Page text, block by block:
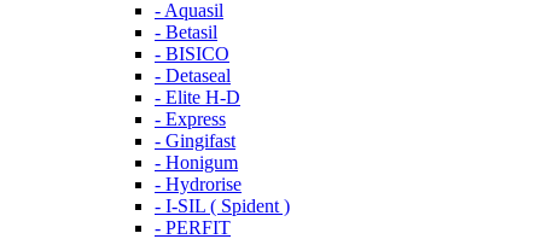
- Aquasil
- Betasil
- BISICO
- Detaseal
- Elite H-D
- Express
- Gingifast
- Honigum
- Hydrorise
- I-SIL ( Spident )
- PERFIT